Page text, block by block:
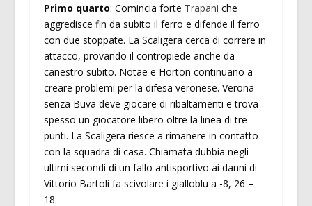
Primo quarto: Comincia forte Trapani che
aggredisce fin da subito il ferro e difende il ferro
con due stoppate. La Scaligera cerca di correre in
attacco, provando il contropiede anche da
canestro subito. Notae e Horton continuano a
creare problemi per la difesa veronese. Verona
senza Buva deve giocare di ribaltamenti e trova
spesso un giocatore libero oltre la linea di tre
punti. La Scaligera riesce a rimanere in contatto
con la squadra di casa. Chiamata dubbia negli
ultimi secondi di un fallo antisportivo ai danni di
Vittorio Bartoli fa scivolare i gialloblu a -8, 26 –
18.